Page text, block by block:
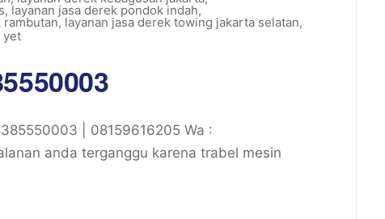
, layanan jasa derek pondok indah,
rambutan, layanan jasa derek towing jakarta selatan,
yet
| 08159616205 Wa :
anda terganggu karena trabel mesin